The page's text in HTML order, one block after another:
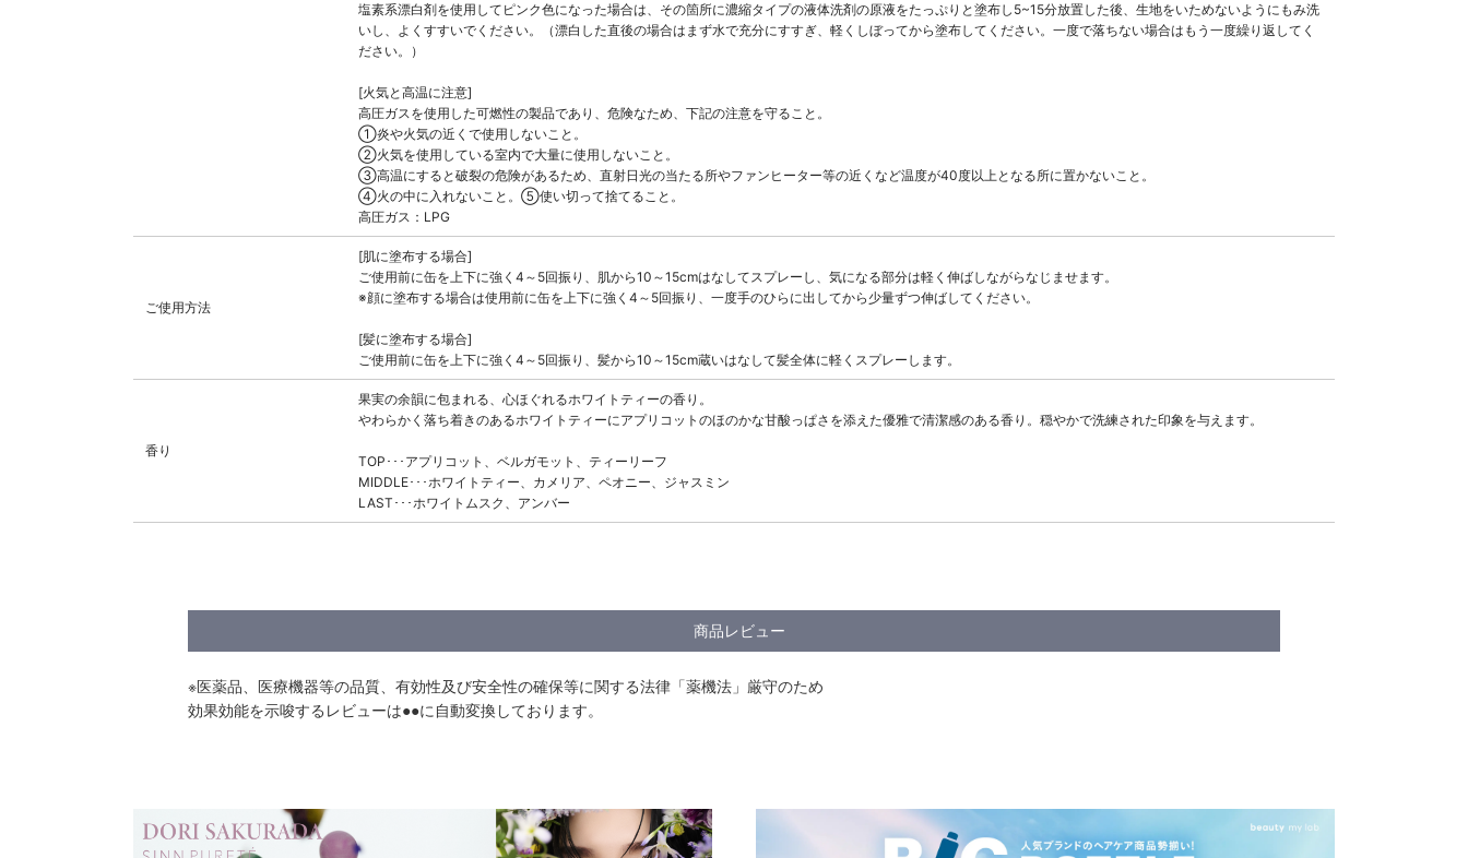
塩素系漂白剤を使用してピンク色になった場合は、その箇所に濃縮タイプの液体洗剤の原液をたっぷりと塗布し5~15分放置した後、生地をいためないようにもみ洗
いし、よくすすいでください。（漂白した直後の場合はまず水で充分にすすぎ、軽くしぼってから塗布してください。一度で落ちない場合はもう一度繰り返してく
ださい。）
[火気と高温に注意]
高圧ガスを使用した可燃性の製品であり、危険なため、下記の注意を守ること。
①炎や火気の近くで使用しないこと。
②火気を使用している室内で大量に使用しないこと。
③高温にすると破裂の危険があるため、直射日光の当たる所やファンヒーター等の近くなど温度が40度以上となる所に置かないこと。
④火の中に入れないこと。⑤使い切って捨てること。
高圧ガス：LPG
ご使用方法
[肌に塗布する場合]
ご使用前に缶を上下に強く4～5回振り、肌から10～15cmはなしてスプレーし、気になる部分は軽く伸ばしながらなじませます。
※顔に塗布する場合は使用前に缶を上下に強く4～5回振り、一度手のひらに出してから少量ずつ伸ばしてください。
[髪に塗布する場合]
ご使用前に缶を上下に強く4～5回振り、髪から10～15cm蔵いはなして髪全体に軽くスプレーします。
香り
果実の余韻に包まれる、心ほぐれるホワイトティーの香り。
やわらかく落ち着きのあるホワイトティーにアプリコットのほのかな甘酸っぱさを添えた優雅で清潔感のある香り。穏やかで洗練された印象を与えます。
TOP･･･アプリコット、ベルガモット、ティーリーフ
MIDDLE･･･ホワイトティー、カメリア、ペオニー、ジャスミン
LAST･･･ホワイトムスク、アンバー
商品レビュー
※医薬品、医療機器等の品質、有効性及び安全性の確保等に関する法律「薬機法」厳守のため
効果効能を示唆するレビューは●●に自動変換しております。